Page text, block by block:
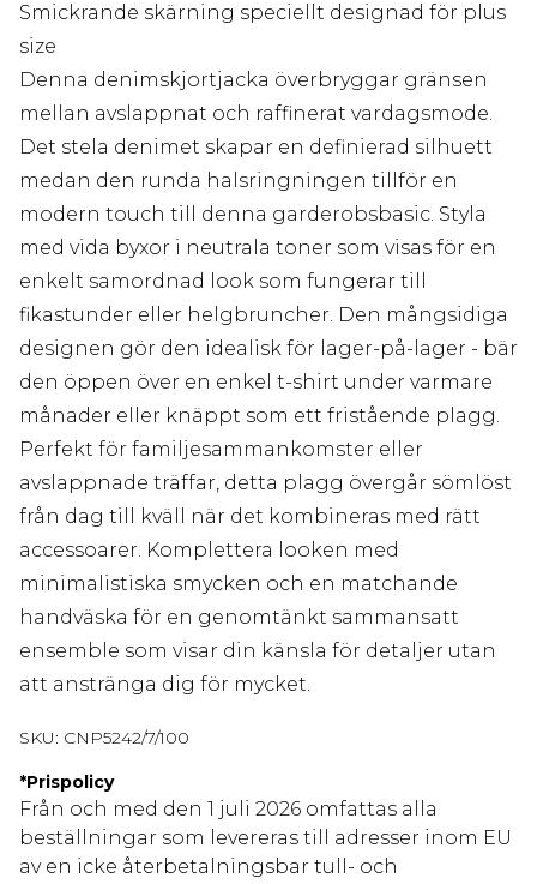
Smickrande skärning speciellt designad för plus
size
Denna denimskjortjacka överbryggar gränsen
mellan avslappnat och raffinerat vardagsmode.
Det stela denimet skapar en definierad silhuett
medan den runda halsringningen tillför en
modern touch till denna garderobsbasic. Styla
med vida byxor i neutrala toner som visas för en
enkelt samordnad look som fungerar till
fikastunder eller helgbruncher. Den mångsidiga
designen gör den idealisk för lager-på-lager - bär
den öppen över en enkel t-shirt under varmare
månader eller knäppt som ett fristående plagg.
Perfekt för familjesammankomster eller
avslappnade träffar, detta plagg övergår sömlöst
från dag till kväll när det kombineras med rätt
accessoarer. Komplettera looken med
minimalistiska smycken och en matchande
handväska för en genomtänkt sammansatt
ensemble som visar din känsla för detaljer utan
att anstränga dig för mycket.
SKU: CNP5242/7/100
*Prispolicy
Från och med den 1 juli 2026 omfattas alla
beställningar som levereras till adresser inom EU
av en icke återbetalningsbar tull- och